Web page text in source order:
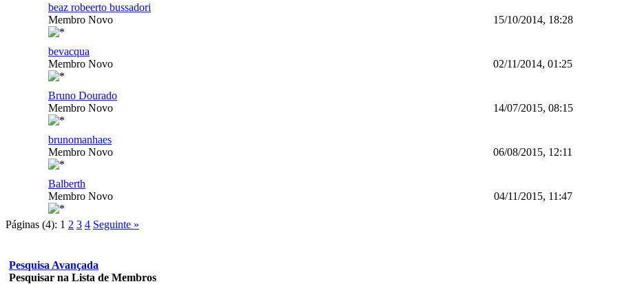
beaz robeerto bussadori
Membro Novo
15/10/2014, 18:28
bevacqua
Membro Novo
02/11/2014, 01:25
Bruno Dourado
Membro Novo
14/07/2015, 08:15
brunomanhaes
Membro Novo
06/08/2015, 12:11
Balberth
Membro Novo
04/11/2015, 11:47
Páginas (4): 1 2 3 4 Seguinte »
Pesquisa Avançada
Pesquisar na Lista de Membros